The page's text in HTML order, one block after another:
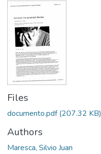
Files
documento.pdf(207.32 KB)
Authors
Maresca, Silvio Juan